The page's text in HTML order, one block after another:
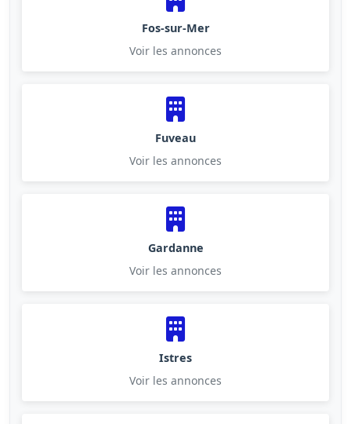
Fos-sur-Mer
Voir les annonces
Fuveau
Voir les annonces
Gardanne
Voir les annonces
Istres
Voir les annonces